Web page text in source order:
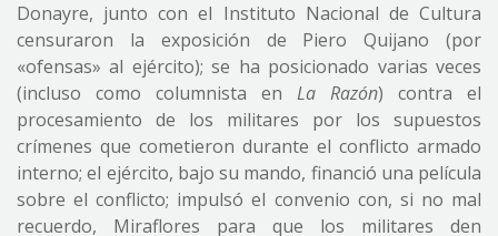
Donayre, junto con el Instituto Nacional de Cultura
censuraron la exposición de Piero Quijano (por
«ofensas» al ejército); se ha posicionado varias veces
(incluso como columnista en La Razón) contra el
procesamiento de los militares por los supuestos
crímenes que cometieron durante el conflicto armado
interno; el ejército, bajo su mando, financió una película
sobre el conflicto; impulsó el convenio con, si no mal
recuerdo, Miraflores para que los militares den